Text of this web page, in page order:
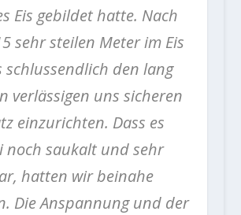
Eis gebildet hatte. Nach
sehr steilen Meter im Eis
schlussendlich den lang
verlässigen uns sicheren
einzurichten. Dass es
noch saukalt und sehr
hatten wir beinahe
Die Anspannung und der